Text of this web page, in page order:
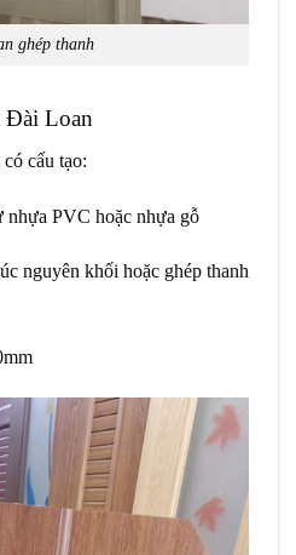
ghép thanh
Đài Loan
cấu tạo:
PVC hoặc nhựa gỗ
nguyên khối hoặc ghép thanh